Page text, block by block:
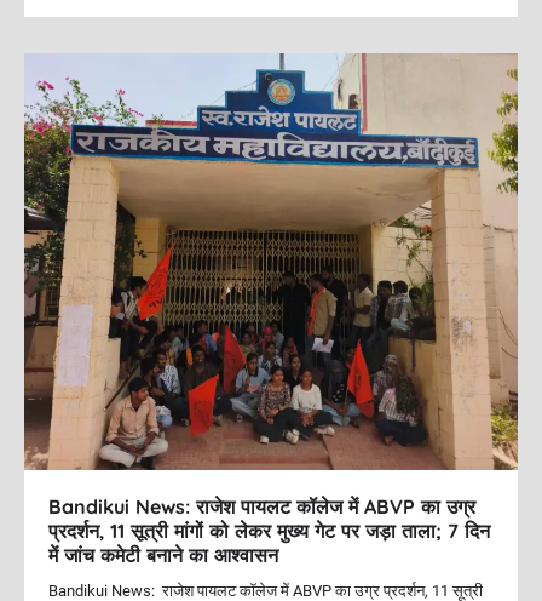
c
e
b
o
o
k
st
d
o
n
ai
l
ar
e
Bandikui News: राजेश पायलट कॉलेज में ABVP का उग्र
प्रदर्शन, 11 सूत्री मांगों को लेकर मुख्य गेट पर जड़ा ताला; 7 दिन
में जांच कमेटी बनाने का आश्वासन
Bandikui News: राजेश पायलट कॉलेज में ABVP का उग्र प्रदर्शन, 11 सूत्री